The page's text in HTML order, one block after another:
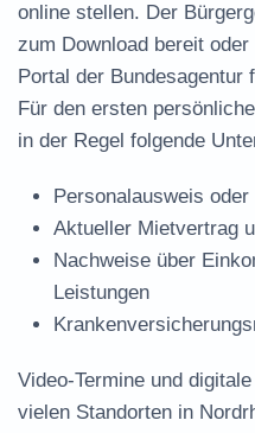
online stellen. Der
zum Download bereit
Portal der Bundesagentur
Für den ersten
in der Regel folgende
Personalausweis
Aktueller Mietvertrag
Nachweise über
Leistungen
Video-Termine und
vielen Standorten in